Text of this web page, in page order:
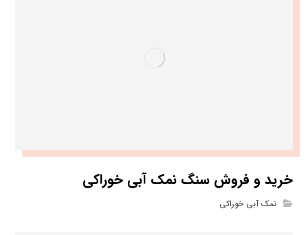
خرید و فروش سنگ نمک آبی خوراکی
نمک آبی خوراکی